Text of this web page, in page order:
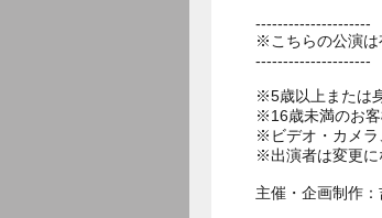
---------------------
※こちらの公演は
---------------------
※5歳以上または
※16歳未満のお客
※ビデオ・カメラ
※出演者は変更に
主催・企画制作